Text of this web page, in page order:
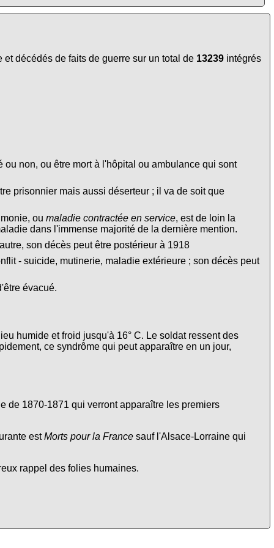
décédés de faits de guerre sur un total de 13239 intégrés
non, ou être mort à l'hôpital ou ambulance qui sont
prisonnier mais aussi déserteur ; il va de soit que
ou maladie contractée en service, est de loin la
dans l'immense majorité de la dernière mention.
son décès peut être postérieur à 1918
- suicide, mutinerie, maladie extérieure ; son décès peut
évacué.
humide et froid jusqu'à 16° C. Le soldat ressent des
ce syndrôme qui peut apparaître en un jour,
de 1870-1871 qui verront apparaître les premiers
estMorts pour la France sauf l'Alsace-Lorraine qui
rappel des folies humaines.